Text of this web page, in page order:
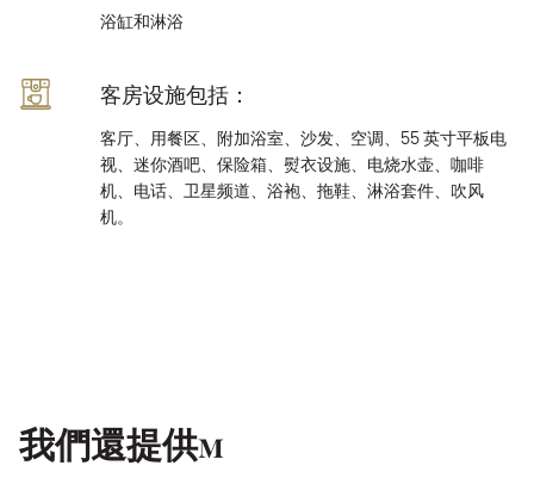
浴缸和淋浴
客房设施包括：
客厅、用餐区、附加浴室、沙发、空调、55 英寸平板电
视、迷你酒吧、保险箱、熨衣设施、电烧水壶、咖啡
机、电话、卫星频道、浴袍、拖鞋、淋浴套件、吹风
机。
我們還提供м